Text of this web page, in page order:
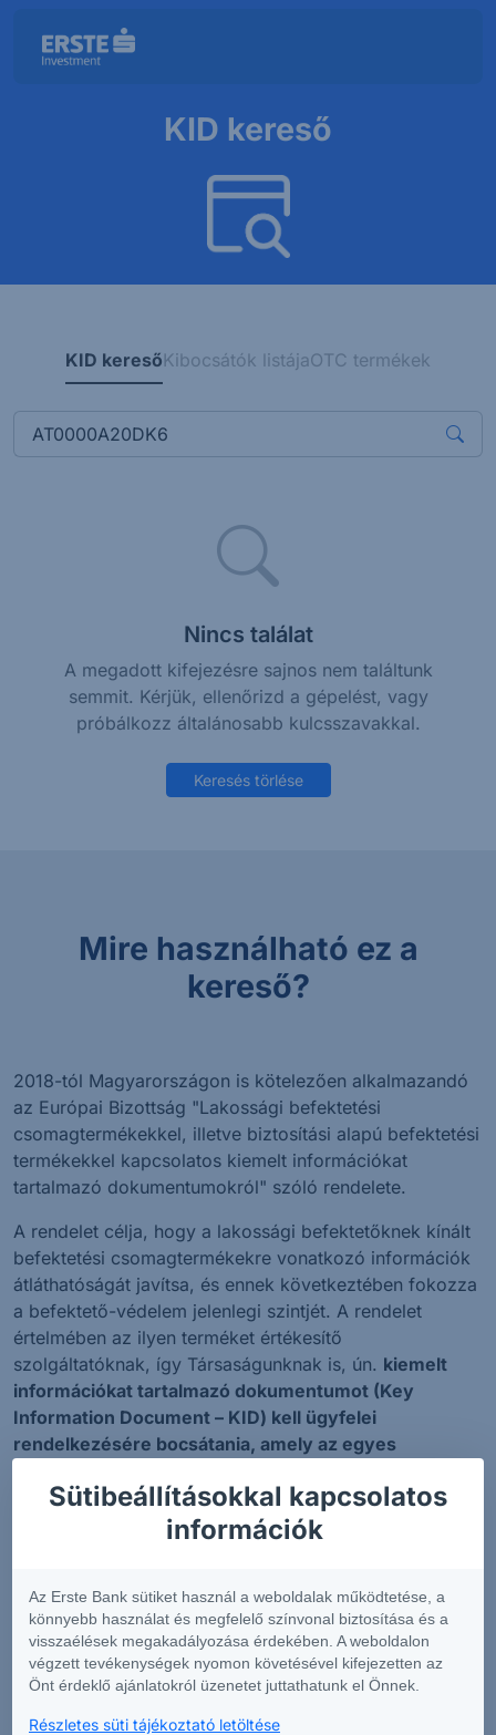
KID kereső
KID keresőKibocsátók listájaOTC termékek
Nincs találat
A megadott kifejezésre sajnos nem találtunk
semmit. Kérjük, ellenőrizd a gépelést, vagy
próbálkozz általánosabb kulcsszavakkal.
Keresés törlése
Mire használható ez a
kereső?
2018-tól Magyarországon is kötelezően alkalmazandó
az Európai Bizottság "Lakossági befektetési
csomagtermékekkel, illetve biztosítási alapú befektetési
termékekkel kapcsolatos kiemelt információkat
tartalmazó dokumentumokról" szóló rendelete.
A rendelet célja, hogy a lakossági befektetőknek kínált
befektetési csomagtermékekre vonatkozó információk
átláthatóságát javítsa, és ennek következtében fokozza
a befektető-védelem jelenlegi szintjét. A rendelet
értelmében az ilyen terméket értékesítő
szolgáltatóknak, így Társaságunknak is, ún. kiemelt
információkat tartalmazó dokumentumot (Key
Information Document – KID) kell ügyfelei
rendelkezésére bocsátania, amely az egyes
információk rövid összefoglalását tartalmazza.
Annak érdekében, hogy Önök könnyen
csomagtermékeket, a szolgáltatók egységes formában
készítik el az előbb említett dokumentumot.
Az Európai Unió pénzügyi piacain elérhető pénzügyi
termékek igen magas száma miatt a fenti kereső
alkalmazáson túl figyelmébe ajánljuk az adott
Sütibeállításokkal kapcsolatos
információk
Az Erste Bank sütiket használ a weboldalak működtetése, a
könnyebb használat és megfelelő színvonal biztosítása és a
visszaélések megakadályozása érdekében. A weboldalon
végzett tevékenységek nyomon követésével kifejezetten az
Önt érdeklő ajánlatokról üzenetet juttathatunk el Önnek.
Részletes süti tájékoztató letöltése